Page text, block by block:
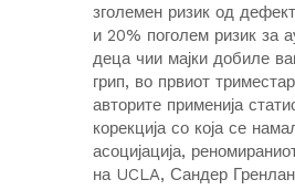
зголемен ризик од
и 20% поголем ризик за
деца чии мајки добиле
грип, во првиот
авторите применија
корекција со која се
асоцијација,
на UCLA, Сандер